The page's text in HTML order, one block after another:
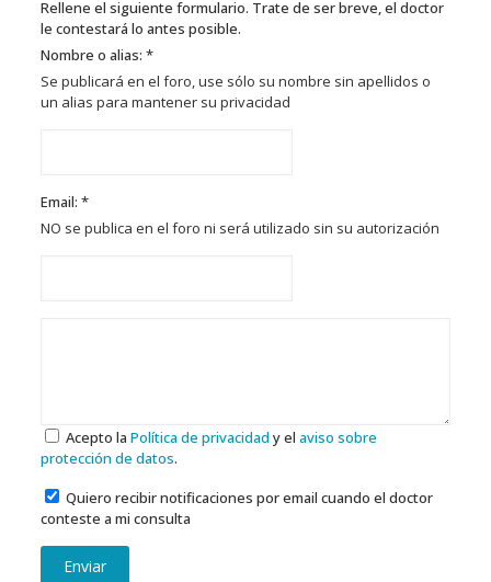
Rellene el siguiente formulario. Trate de ser breve, el doctor
le contestará lo antes posible.
Nombre o alias: *
Se publicará en el foro, use sólo su nombre sin apellidos o
un alias para mantener su privacidad
Email: *
NO se publica en el foro ni será utilizado sin su autorización
Acepto la Política de privacidad y el aviso sobre
protección de datos.
Quiero recibir notificaciones por email cuando el doctor
conteste a mi consulta
Enviar